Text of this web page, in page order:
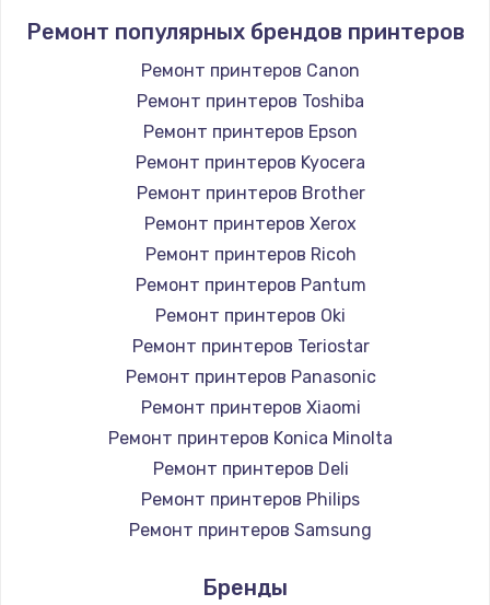
Ремонт популярных брендов принтеров
Ремонт принтеров Canon
Ремонт принтеров Toshiba
Ремонт принтеров Epson
Ремонт принтеров Kyocera
Ремонт принтеров Brother
Ремонт принтеров Xerox
Ремонт принтеров Ricoh
Ремонт принтеров Pantum
Ремонт принтеров Oki
Ремонт принтеров Teriostar
Ремонт принтеров Panasonic
Ремонт принтеров Xiaomi
Ремонт принтеров Konica Minolta
Ремонт принтеров Deli
Ремонт принтеров Philips
Ремонт принтеров Samsung
Ремонт принтеров Lexmark
Бренды